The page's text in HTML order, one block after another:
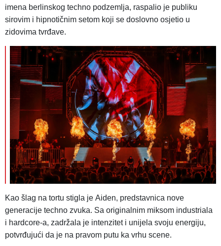
imena berlinskog techno podzemlja, raspalio je publiku
sirovim i hipnotičnim setom koji se doslovno osjetio u
zidovima tvrđave.
Kao šlag na tortu stigla je Aiden, predstavnica nove
generacije techno zvuka. Sa originalnim miksom industriala
i hardcore-a, zadržala je intenzitet i unijela svoju energiju,
potvrđujući da je na pravom putu ka vrhu scene.